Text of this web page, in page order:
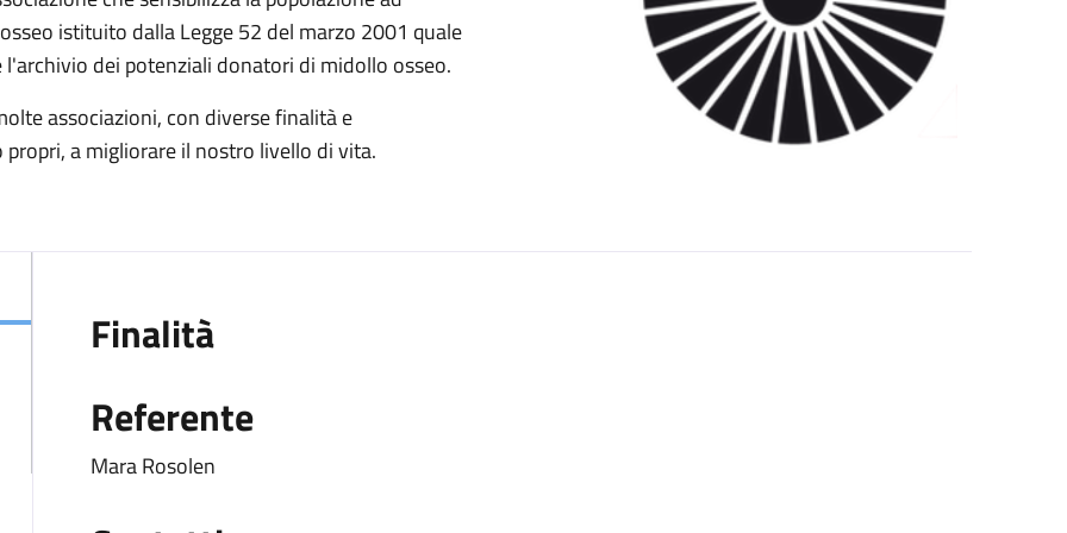
istituito dalla Legge 52 del marzo 2001 quale
dei potenziali donatori di midollo osseo.
associazioni, con diverse finalità e
a migliorare il nostro livello di vita.
Finalità
Referente
Mara Rosolen